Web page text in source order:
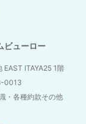
ビューロー
EAST ITAYA25 1階
0013
・各種約款その他